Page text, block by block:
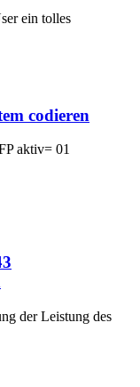
ein tolles
codieren
aktiv= 01
der Leistung des